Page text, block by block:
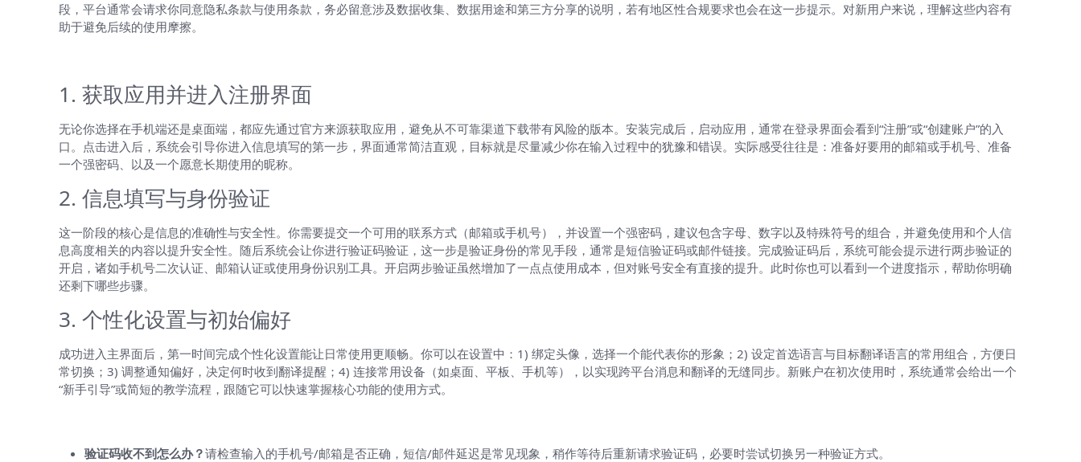
段，平台通常会请求你同意隐私条款与使用条款，务必留意涉及数据收集、数据用途和第三方分享的说明，若有地区性合规要求也会在这一步提示。对新用户来说，理解这些内容有
助于避免后续的使用摩擦。
1. 获取应用并进入注册界面
无论你选择在手机端还是桌面端，都应先通过官方来源获取应用，避免从不可靠渠道下载带有风险的版本。安装完成后，启动应用，通常在登录界面会看到“注册”或“创建账户”的入
口。点击进入后，系统会引导你进入信息填写的第一步，界面通常简洁直观，目标就是尽量减少你在输入过程中的犹豫和错误。实际感受往往是：准备好要用的邮箱或手机号、准备
一个强密码、以及一个愿意长期使用的昵称。
2. 信息填写与身份验证
这一阶段的核心是信息的准确性与安全性。你需要提交一个可用的联系方式（邮箱或手机号），并设置一个强密码，建议包含字母、数字以及特殊符号的组合，并避免使用和个人信
息高度相关的内容以提升安全性。随后系统会让你进行验证码验证，这一步是验证身份的常见手段，通常是短信验证码或邮件链接。完成验证码后，系统可能会提示进行两步验证的
开启，诸如手机号二次认证、邮箱认证或使用身份识别工具。开启两步验证虽然增加了一点点使用成本，但对账号安全有直接的提升。此时你也可以看到一个进度指示，帮助你明确
还剩下哪些步骤。
3. 个性化设置与初始偏好
成功进入主界面后，第一时间完成个性化设置能让日常使用更顺畅。你可以在设置中：1) 绑定头像，选择一个能代表你的形象；2) 设定首选语言与目标翻译语言的常用组合，方便日
常切换；3) 调整通知偏好，决定何时收到翻译提醒；4) 连接常用设备（如桌面、平板、手机等），以实现跨平台消息和翻译的无缝同步。新账户在初次使用时，系统通常会给出一个
“新手引导”或简短的教学流程，跟随它可以快速掌握核心功能的使用方式。
验证码收不到怎么办？请检查输入的手机号/邮箱是否正确，短信/邮件延迟是常见现象，稍作等待后重新请求验证码，必要时尝试切换另一种验证方式。